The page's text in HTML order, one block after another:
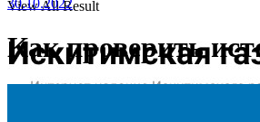
View All Result
30.10.2022
Как проверить